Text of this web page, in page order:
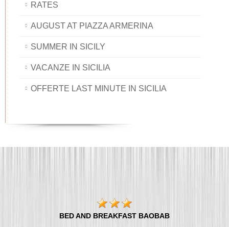
RATES
AUGUST AT PIAZZA ARMERINA
SUMMER IN SICILY
VACANZE IN SICILIA
OFFERTE LAST MINUTE IN SICILIA
BED AND BREAKFAST BAOBAB